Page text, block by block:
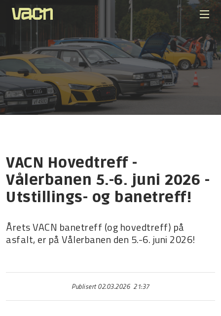
VACN Hovedtreff -
Vålerbanen 5.-6. juni 2026 -
Utstillings- og banetreff!
Årets VACN banetreff (og hovedtreff) på
asfalt, er på Vålerbanen den 5.-6. juni 2026!
Publisert 02.03.2026 21:37